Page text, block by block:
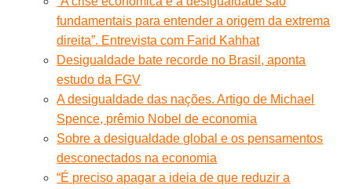
fundamentais para entender a origem da extrema
direita”. Entrevista com Farid Kahhat
Desigualdade bate recorde no Brasil, aponta
estudo da FGV
A desigualdade das nações. Artigo de Michael
Spence, prêmio Nobel de economia
Sobre a desigualdade global e os pensamentos
desconectados na economia
“É preciso apagar a ideia de que reduzir a